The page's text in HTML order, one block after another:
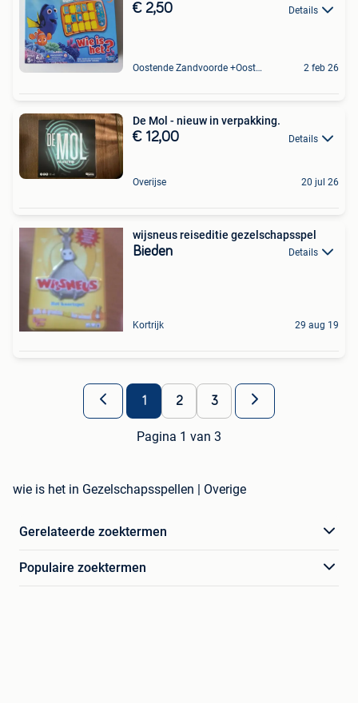
€ 2,50 Details
Oostende Zandvoorde +Oostende 2 feb 26
De Mol - nieuw in verpakking.
€ 12,00 Details
Overijse 20 jul 26
wijsneus reiseditie gezelschapsspel
Bieden Details
Kortrijk 29 aug 19
1 2 3
Pagina 1 van 3
wie is het in Gezelschapsspellen | Overige
Gerelateerde zoektermen
Populaire zoektermen